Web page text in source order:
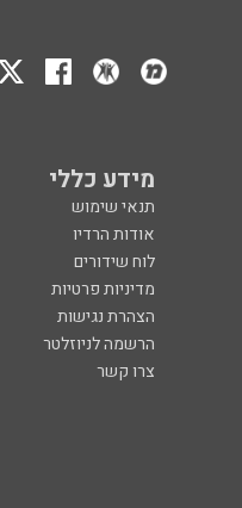
מידע כללי
תנאי שימוש
אודות הרדיו
לוח שידורים
מדיניות פרטיות
הצהרת נגישות
הרשמה לניוזלטר
צרו קשר